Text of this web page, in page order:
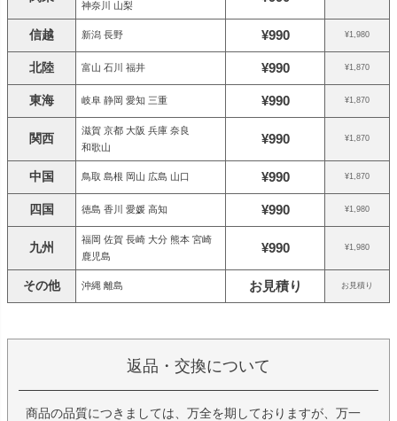
神奈川 山梨
信越 新潟 長野 ¥990 ¥1,980
北陸 富山 石川 福井 ¥990 ¥1,870
東海 岐阜 静岡 愛知 三重 ¥990 ¥1,870
関西
滋賀 京都 大阪 兵庫 奈良
和歌山
¥990 ¥1,870
中国 鳥取 島根 岡山 広島 山口 ¥990 ¥1,870
四国 徳島 香川 愛媛 高知 ¥990 ¥1,980
九州
福岡 佐賀 長崎 大分 熊本 宮崎
鹿児島
¥990 ¥1,980
その他 沖縄 離島 お見積り お見積り
返品・交換について
商品の品質につきましては、万全を期しておりますが、万一